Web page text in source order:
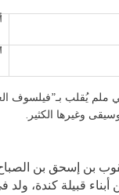
يُقلب بـ”فيلسوف
وغيرها الكثير.
بن إسحق بن